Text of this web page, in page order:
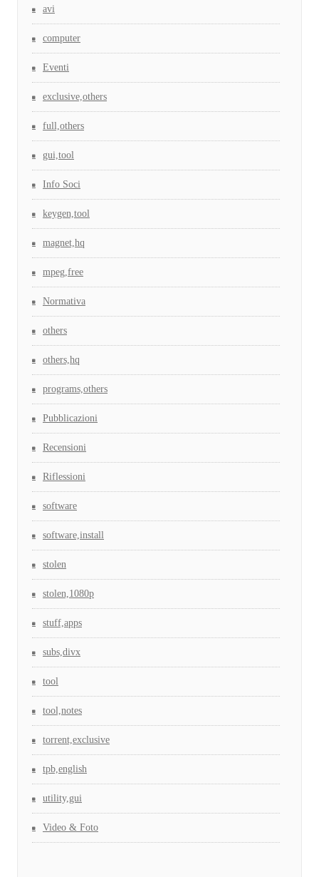
avi
computer
Eventi
exclusive,others
full,others
gui,tool
Info Soci
keygen,tool
magnet,hq
mpeg,free
Normativa
others
others,hq
programs,others
Pubblicazioni
Recensioni
Riflessioni
software
software,install
stolen
stolen,1080p
stuff,apps
subs,divx
tool
tool,notes
torrent,exclusive
tpb,english
utility,gui
Video & Foto